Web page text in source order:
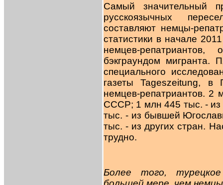
Самый значительный
русскоязычных
составляют немцы-
статистики в начале
немцев-
бэкграундом
специального
газеты Tageszeitung,
немцев-репатриантов. 2
СССР; 1 млн 445 тыс. -
тыс. - из бывшей
тыс. - из других стран.
трудно.
Более того,